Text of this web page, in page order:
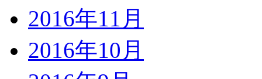
2016年11月
2016年10月